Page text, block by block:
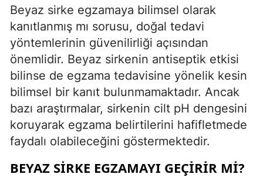
Beyaz sirke egzamaya bilimsel olarak
kanıtlanmış mı sorusu, doğal tedavi
yöntemlerinin güvenilirliği açısından
önemlidir. Beyaz sirkenin antiseptik etkisi
bilinse de egzama tedavisine yönelik kesin
bilimsel bir kanıt bulunmamaktadır. Ancak
bazı araştırmalar, sirkenin cilt pH dengesini
koruyarak egzama belirtilerini hafifletmede
faydalı olabileceğini göstermektedir.
BEYAZ SIRKE EGZAMAYI GEÇIRIR MI?